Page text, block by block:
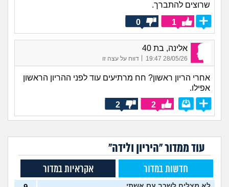
שרוצים להתברך.
1
0
אלינה, בת 40
28/05/26 19:47
| דווח על עצה זו
אחרי הריון ראשון? חח מרתיעים עוד לפני ההריון הראשון
אפילו.
2
2
עוד ממדור "היריון ולידה"
חדשות במדור אקראיות במדור